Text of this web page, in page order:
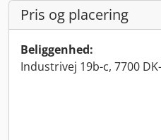
Pris og placering
Beliggenhed:
Industrivej 19b-c, 7700